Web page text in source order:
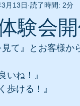
験会開
月13日 読了時間: 2分
て』とお客様か
いね！』
歩ける！』